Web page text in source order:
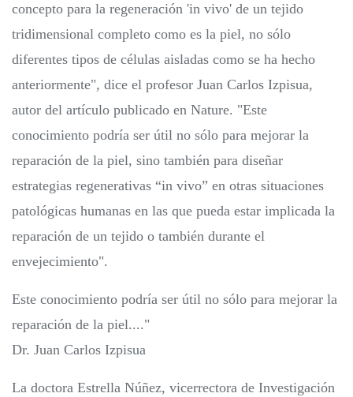
concepto para la regeneración 'in vivo' de un tejido
tridimensional completo como es la piel, no sólo
diferentes tipos de células aisladas como se ha hecho
anteriormente", dice el profesor Juan Carlos Izpisua,
autor del artículo publicado en Nature. "Este
conocimiento podría ser útil no sólo para mejorar la
reparación de la piel, sino también para diseñar
estrategias regenerativas “in vivo” en otras situaciones
patológicas humanas en las que pueda estar implicada la
reparación de un tejido o también durante el
envejecimiento".
Este conocimiento podría ser útil no sólo para mejorar la
reparación de la piel...."
Dr. Juan Carlos Izpisua
La doctora Estrella Núñez, vicerrectora de Investigación